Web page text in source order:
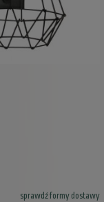
sprawdź formy dostawy